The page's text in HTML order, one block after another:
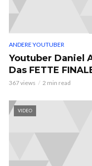
ANDERE YOUTUBER
Youtuber Daniel
Das FETTE
367 views 2 min read
VIDEO